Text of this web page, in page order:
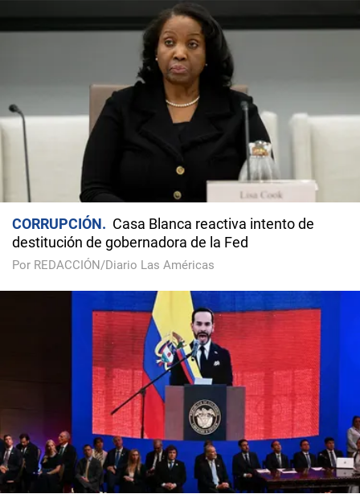
CORRUPCIÓN
Casa Blanca reactiva intento de
destitución de gobernadora de la Fed
Por REDACCIÓN/Diario Las Américas